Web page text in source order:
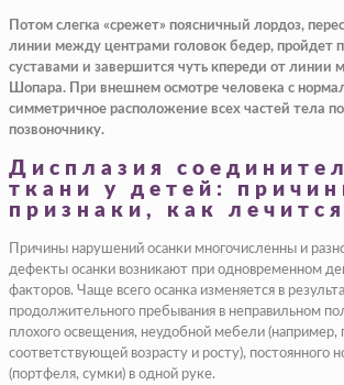
Потом слегка «срежет» поясничный лордоз,
линии между центрами головок бедер, пройдет
суставами и завершится чуть кпереди от линии
Шопара. При внешнем осмотре человека с
симметричное расположение всех частей тела
позвоночнику.
Дисплазия
ткани у детей:
признаки, как лечится
Причины нарушений осанки многочисленны и
дефекты осанки возникают при одновременном
факторов. Чаще всего осанка изменяется в
продолжительного пребывания в неправильном
плохого освещения, неудобной мебели (например,
соответствующей возрасту и росту), постоянного
(портфеля, сумки) в одной руке.